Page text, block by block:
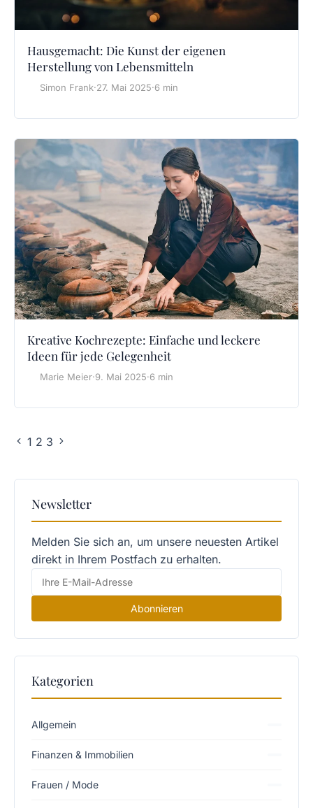
Hausgemacht: Die Kunst der eigenen
Herstellung von Lebensmitteln
Simon Frank·27. Mai 2025·6 min
Kreative Kochrezepte: Einfache und leckere
Ideen für jede Gelegenheit
Marie Meier·9. Mai 2025·6 min
1 2 3
Newsletter
Melden Sie sich an, um unsere neuesten Artikel
direkt in Ihrem Postfach zu erhalten.
Abonnieren
Kategorien
Allgemein
Finanzen & Immobilien
Frauen / Mode